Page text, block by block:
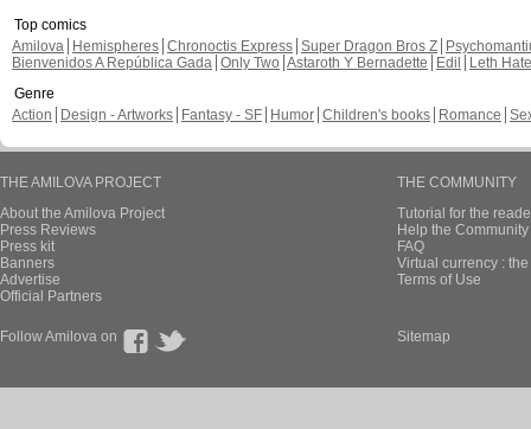
Top comics
Amilova
Hemispheres Chronoctis Express Super Dragon Bros Z
Bienvenidos A República Gada Only Two Astaroth Y Bernadette Edil
Leth Hate
Genre
Action
Design - Artworks Fantasy - SF Humor Children's books Romance
THE AMILOVA PROJECT
About the Amilova Project
Press Reviews
Press kit
Banners
Advertise
Official Partners
THE COMMUNITY
Tutorial for the
Help the
FAQ
Virtual currency :
Terms of Use
Follow Amilova on Sitemap